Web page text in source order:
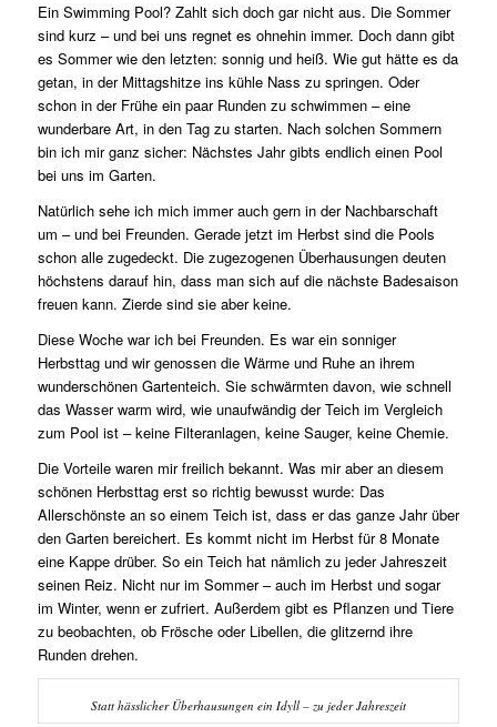
Ein Swimming Pool? Zahlt sich doch gar nicht aus. Die Sommer
sind kurz – und bei uns regnet es ohnehin immer. Doch dann gibt
es Sommer wie den letzten: sonnig und heiß. Wie gut hätte es da
getan, in der Mittagshitze ins kühle Nass zu springen. Oder
schon in der Frühe ein paar Runden zu schwimmen – eine
wunderbare Art, in den Tag zu starten. Nach solchen Sommern
bin ich mir ganz sicher: Nächstes Jahr gibts endlich einen Pool
bei uns im Garten.
Natürlich sehe ich mich immer auch gern in der Nachbarschaft
um – und bei Freunden. Gerade jetzt im Herbst sind die Pools
schon alle zugedeckt. Die zugezogenen Überhausungen deuten
höchstens darauf hin, dass man sich auf die nächste Badesaison
freuen kann. Zierde sind sie aber keine.
Diese Woche war ich bei Freunden. Es war ein sonniger
Herbsttag und wir genossen die Wärme und Ruhe an ihrem
wunderschönen Gartenteich. Sie schwärmten davon, wie schnell
das Wasser warm wird, wie unaufwändig der Teich im Vergleich
zum Pool ist – keine Filteranlagen, keine Sauger, keine Chemie.
Die Vorteile waren mir freilich bekannt. Was mir aber an diesem
schönen Herbsttag erst so richtig bewusst wurde: Das
Allerschönste an so einem Teich ist, dass er das ganze Jahr über
den Garten bereichert. Es kommt nicht im Herbst für 8 Monate
eine Kappe drüber. So ein Teich hat nämlich zu jeder Jahreszeit
seinen Reiz. Nicht nur im Sommer – auch im Herbst und sogar
im Winter, wenn er zufriert. Außerdem gibt es Pflanzen und Tiere
zu beobachten, ob Frösche oder Libellen, die glitzernd ihre
Runden drehen.
Statt hässlicher Überhausungen ein Idyll – zu jeder Jahreszeit